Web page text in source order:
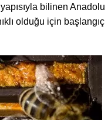
bilinen Anadolu
olduğu için başlangıç